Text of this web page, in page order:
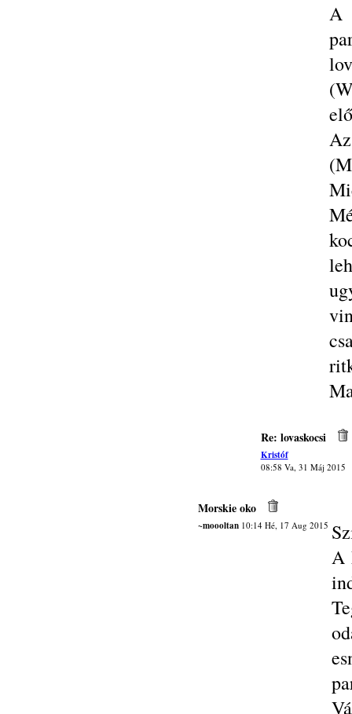
A
Re: lovaskocsi
Kristóf
08:58 Va, 31 Máj 2015
Morskie oko
~moooltan10:14 Hé, 17 Aug 2015
A